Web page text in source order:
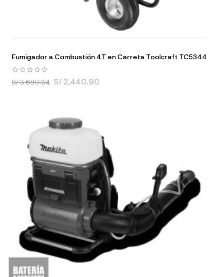
Fumigador a Combustión 4T en Carreta Toolcraft TC5344
S/ 3,680.34 S/ 2,440.90